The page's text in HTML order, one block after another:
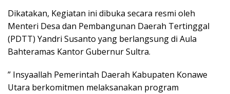
Dikatakan, Kegiatan ini dibuka secara resmi oleh
Menteri Desa dan Pembangunan Daerah Tertinggal
(PDTT) Yandri Susanto yang berlangsung di Aula
Bahteramas Kantor Gubernur Sultra.
” Insyaallah Pemerintah Daerah Kabupaten Konawe
Utara berkomitmen melaksanakan program